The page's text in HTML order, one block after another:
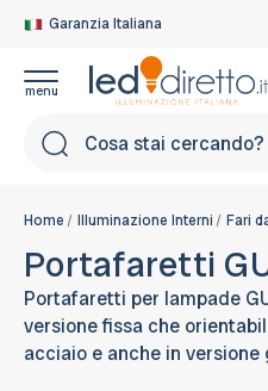
Garanzia Italiana
Home Illuminazione Interni Fari
Portafaretti
Portafaretti per lampade
versione fissa che
acciaio e anche in versione